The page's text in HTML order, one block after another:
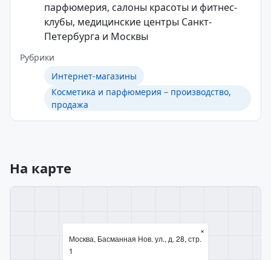
парфюмерия, салоны красоты и фитнес-
клубы, медицинские центры Санкт-
Петербурга и Москвы
Рубрики
Интернет-магазины
Косметика и парфюмерия – производство,
продажа
На карте
Москва, Басманная Нов. ул., д. 28, стр.
1
×